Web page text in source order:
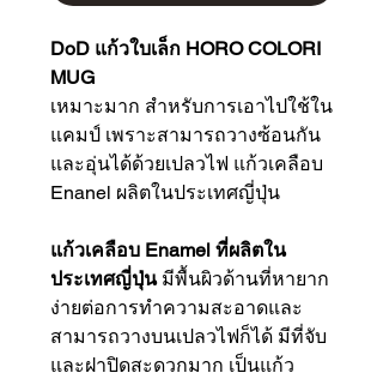
DoD แก้วใบเล็ก HORO COLORI
MUG
เหมาะมาก สำหรับการเอาไปใช้ใน
แคมป์ เพราะสามารถวางซ้อนกัน
และอุ่นได้ด้วยเปลวไฟ แก้วเคลือบ
Enanel ผลิตในประเทศญี่ปุ่น
แก้วเคลือบ Enamel ที่ผลิตใน
ประเทศญี่ปุ่นมีพื้นผิวด้านที่หายาก
ง่ายต่อการทำความสะอาดและ
สามารถวางบนเปลวไฟก็ได้ มีที่จับ
และฝาปิดสะดวกมาก เป็นแก้ว